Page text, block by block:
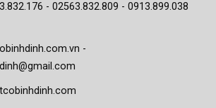
- 02563.832.809 - 0913.899.038
-